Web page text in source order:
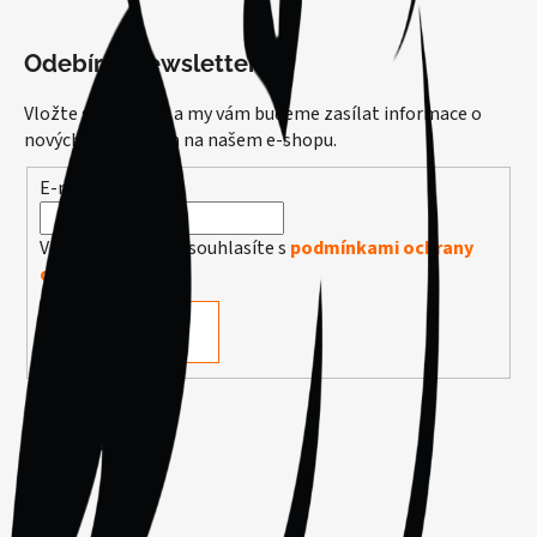
Odebírat newsletter
Vložte svůj e-mail a my vám budeme zasílat informace o
nových produktech na našem e-shopu.
E-mail
Vložením e-mailu souhlasíte s podmínkami ochrany
osobních údajů
Facebook